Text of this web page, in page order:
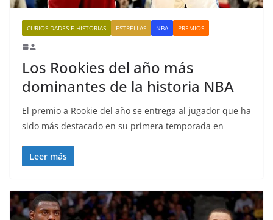
CURIOSIDADES E HISTORIAS ESTRELLAS NBA PREMIOS
Los Rookies del año más
dominantes de la historia NBA
El premio a Rookie del año se entrega al jugador que ha
sido más destacado en su primera temporada en
Leer más